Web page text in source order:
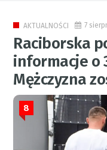
AKTUALNOŚCI 7
Raciborska
informacje o
Mężczyzna
8